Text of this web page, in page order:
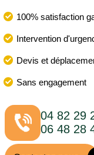
100% satisfaction
Intervention
Devis et
Sans engagement
04 82 29
06 48 28